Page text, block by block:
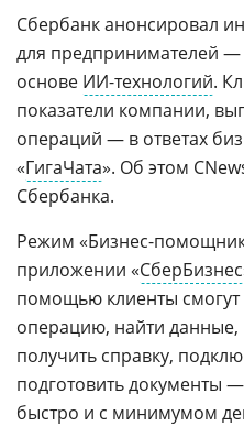
Сбербанк анонсировал
для предпринимателей —
основе ИИ-технологий.
показатели компании,
операций — в ответах
«ГигаЧата». Об этом
Сбербанка.
Режим «Бизнес-
приложении «СберБизнес
помощью клиенты
операцию, найти данные,
получить справку,
подготовить документы
быстро и с минимумом